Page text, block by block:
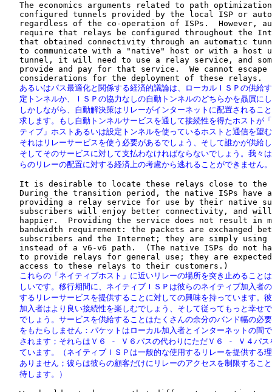
The economics arguments related to path
configured tunnels provided by the local ISP or
regardless of the co-operation of ISPs.  However,
require that relays be configured throughout the
that obtained connectivity through an automatic
to communicate with a "native" host or with a host
tunnel, it will need to use a relay service, and
provide and pay for that service.  We cannot escape
あるいはパス最適化と関係する経済的議論は、ローカルＩＳＰの供給
定トンネルか、ＩＳＰの協力なしの自動トンネルのどちらかを贔屓に
しかしながら、自動解決策はリレーがインターネットに配置されるこ
求します。もし自動トンネルサービスを通して接続性を得たホストが
ティブ」ホストあるいは設定トンネルを使っているホストと通信を望
それはリレーサービスを使う必要があるでしょう、そして誰かが供給
そしてそのサービスに対して支払わなければならないでしょう。我々
   らのリレーの配置に対する経済上の考慮から逃れることができません。
It is desirable to locate these relays close to the
During the transition period, the native ISPs have
providing a relay service for use by their native
subscribers will enjoy better connectivity, and
happier.  Providing the service does not result in
bandwidth requirement: the packets are exchanged
subscribers and the Internet; they are simply using
instead of a v6-v6 path.  (The native ISPs do not
to provide relays for general use; they are
これらの「ネイティブホスト」に近いリレーの場所を突き止めること
しいです。移行期間に、ネイティブＩＳＰは彼らのネイティブ加入者
するリレーサービスを提供することに対しての興味を持っています。
加入者はより良い接続性を楽しむでしょう、そして従ってもっと幸せ
でしょう。サービスを供給することはたくさんの余分のバンド幅の必
をもたらしません：パケットはローカル加入者とインターネットの間
されます；それらはＶ６ - Ｖ６パスの代わりにただＶ６ - Ｖ４パス
ています。（ネイティブＩＳＰは一般的な使用するリレーを提供する
ありません；彼らは彼らの顧客だけにリレーのアクセスを制限するこ
   待します。）